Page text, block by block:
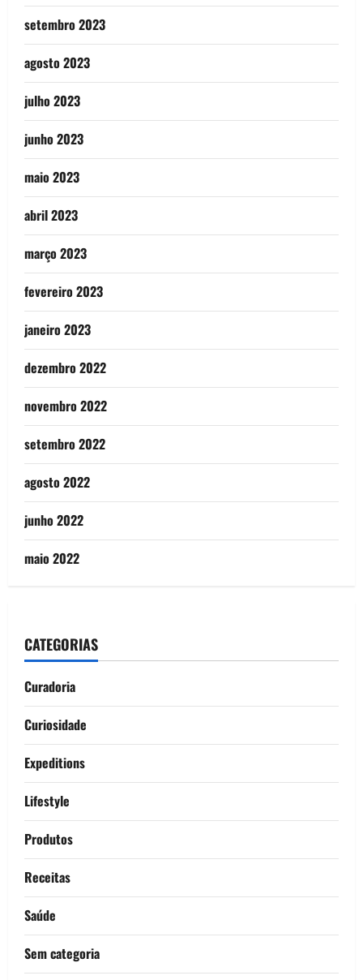
setembro 2023
agosto 2023
julho 2023
junho 2023
maio 2023
abril 2023
março 2023
fevereiro 2023
janeiro 2023
dezembro 2022
novembro 2022
setembro 2022
agosto 2022
junho 2022
maio 2022
CATEGORIAS
Curadoria
Curiosidade
Expeditions
Lifestyle
Produtos
Receitas
Saúde
Sem categoria